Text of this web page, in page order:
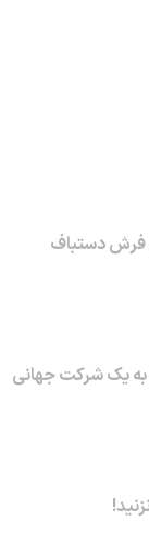
فرش دستباف
به یک شرکت جهانی